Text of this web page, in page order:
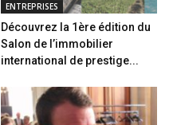
ENTREPRISES
Découvrez la 1ère édition du
Salon de l’immobilier
international de prestige...